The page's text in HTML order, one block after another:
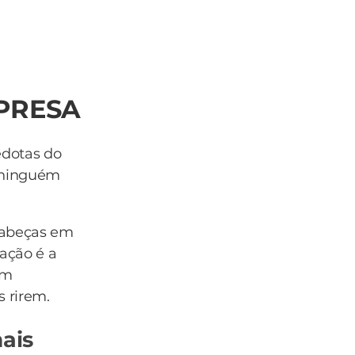
do
em
é a
rirem.